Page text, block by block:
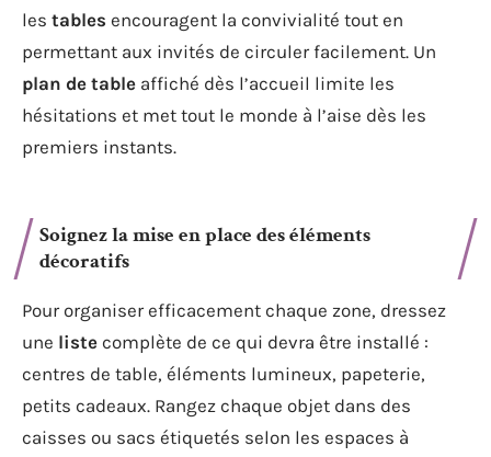
les tables encouragent la convivialité tout en
permettant aux invités de circuler facilement. Un
plan de table affiché dès l’accueil limite les
hésitations et met tout le monde à l’aise dès les
premiers instants.
Soignez la mise en place des éléments
décoratifs
Pour organiser efficacement chaque zone, dressez
une liste complète de ce qui devra être installé :
centres de table, éléments lumineux, papeterie,
petits cadeaux. Rangez chaque objet dans des
caisses ou sacs étiquetés selon les espaces à